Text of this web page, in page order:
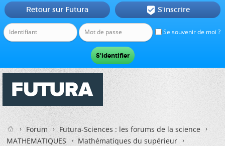
Se souvenir de moi ?
Retour sur Futura  S'inscrire
Forum
Futura-Sciences : les forums de la science
MATHEMATIQUES
Mathématiques du supérieur